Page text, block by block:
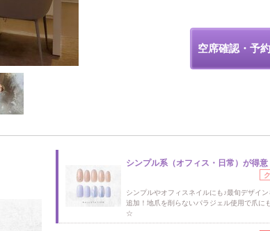
空席確認・予
シンプル系（オフィス・日常）が得意
シンプルやオフィスネイルにも♪最旬デザイ
追加！地爪を削らないパラジェル使用で爪に
☆